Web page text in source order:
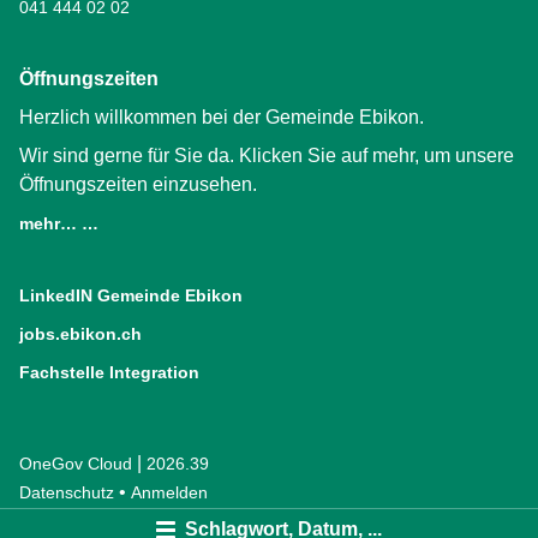
Schlagwort, Datum, ...
041 444 02 02
Öffnungszeiten
Herzlich willkommen bei der Gemeinde Ebikon.
Wir sind gerne für Sie da. Klicken Sie auf mehr, um unsere
Öffnungszeiten einzusehen.
mehr… …
LinkedIN Gemeinde Ebikon
jobs.ebikon.ch
Fachstelle Integration
OneGov Cloud (External Link)
2026.39
Datenschutz (External Link)
Anmelden